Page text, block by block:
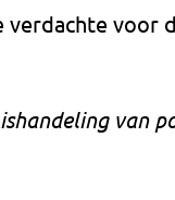
voor
van